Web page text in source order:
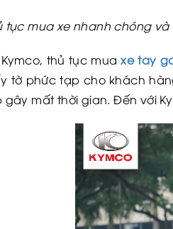
tục mua xe nhanh chóng
Kymco, thủ tục muaxe tay
tờ phức tạp cho khách
gây mất thời gian. Đến với